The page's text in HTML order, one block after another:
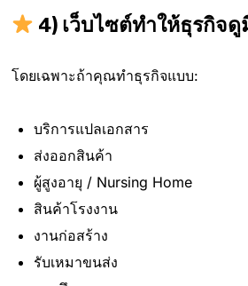
4) เว็บไซต์ทำให้ธุรกิจ
โดยเฉพาะถ้าคุณทำธุรกิจแบบ:
บริการแปลเอกสาร
ส่งออกสินค้า
ผู้สูงอายุ / Nursing Home
สินค้าโรงงาน
งานก่อสร้าง
รับเหมาขนส่ง